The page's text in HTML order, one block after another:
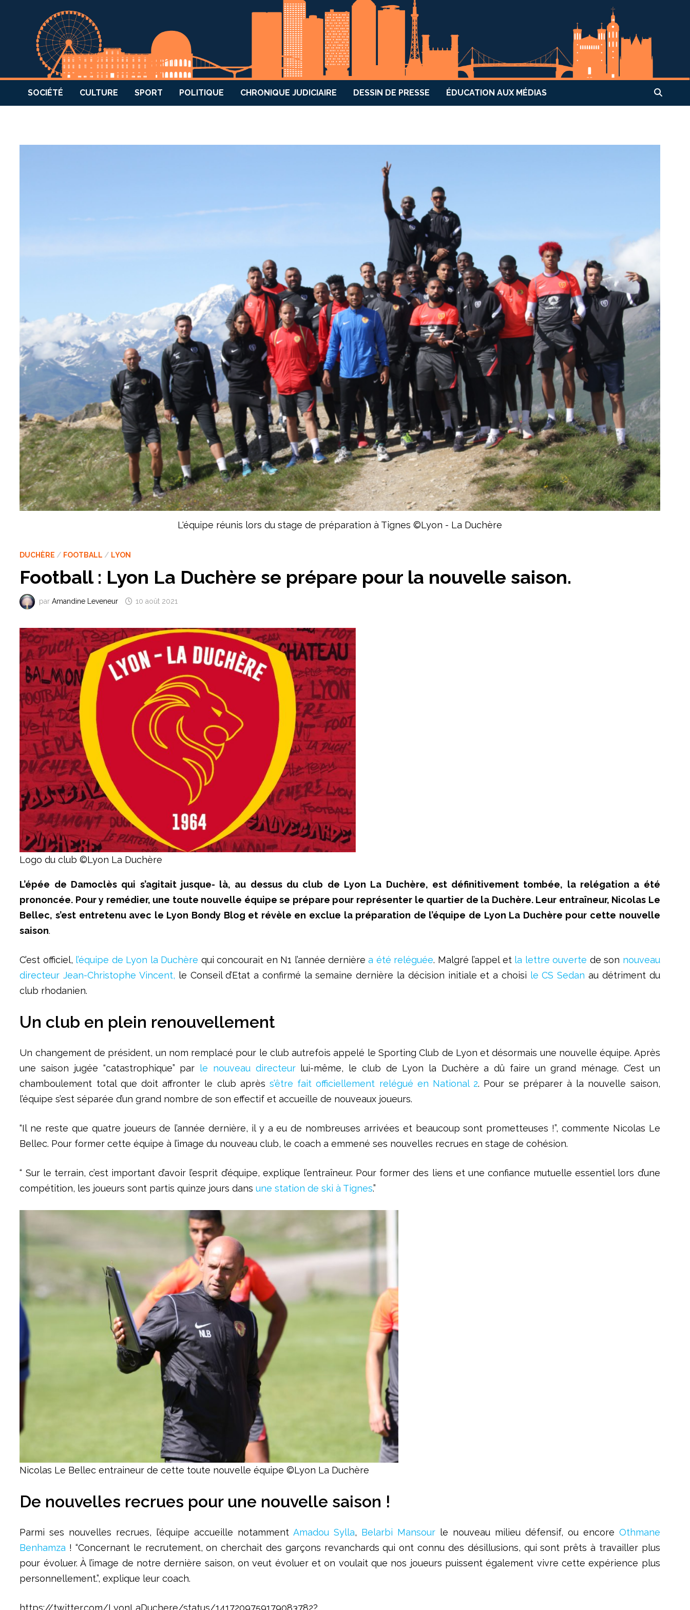
SOCIÉTÉ CULTURE SPORT POLITIQUE CHRONIQUE JUDICIAIRE DESSIN DE PRESSE ÉDUCATION AUX MÉDIAS
L'équipe réunis lors du stage de préparation à Tignes ©Lyon - La Duchère
DUCHÈRE / FOOTBALL / LYON
Football : Lyon La Duchère se prépare pour la nouvelle saison.
parAmandine Leveneur 10 août 2021
Logo du club ©Lyon La Duchère
L’épée de Damoclès qui s’agitait jusque- là, au dessus du club de Lyon La Duchère, est définitivement tombée, la relégation a été
prononcée. Pour y remédier, une toute nouvelle équipe se prépare pour représenter le quartier de la Duchère. Leur entraîneur, Nicolas Le
Bellec, s’est entretenu avec le Lyon Bondy Blog et révèle en exclue la préparation de l’équipe de Lyon La Duchère pour cette nouvelle
saison.
C’est officiel, l’équipe de Lyon la Duchère qui concourait en N1 l’année dernièrea été reléguée. Malgré l’appel etla lettre ouverte de son nouveau
directeur Jean-Christophe Vincent, le Conseil d’Etat a confirmé la semaine dernière la décision initiale et a choisi le CS Sedanau détriment du
club rhodanien.
Un club en plein renouvellement
Un changement de président, un nom remplacé pour le club autrefois appelé le Sporting Club de Lyon et désormais une nouvelle équipe. Après
une saison jugée “catastrophique” par le nouveau directeurlui-même, le club de Lyon la Duchère a dû faire un grand ménage. C’est un
chamboulement total que doit affronter le club après s’être fait officiellement relégué en National 2. Pour se préparer à la nouvelle saison,
l’équipe s’est séparée d’un grand nombre de son effectif et accueille de nouveaux joueurs.
“Il ne reste que quatre joueurs de l’année dernière, il y a eu de nombreuses arrivées et beaucoup sont prometteuses !”, commente Nicolas Le
Bellec. Pour former cette équipe à l’image du nouveau club, le coach a emmené ses nouvelles recrues en stage de cohésion.
“ Sur le terrain, c’est important d’avoir l’esprit d’équipe, explique l’entraîneur. Pour former des liens et une confiance mutuelle essentiel lors d’une
compétition, les joueurs sont partis quinze jours dansune station de ski à Tignes.”
Nicolas Le Bellec entraineur de cette toute nouvelle équipe ©Lyon La Duchère
De nouvelles recrues pour une nouvelle saison !
Parmi ses nouvelles recrues, l’équipe accueille notammentAmadou Sylla, Belarbi Mansourle nouveau milieu défensif, ou encore Othmane
Benhamza ! “Concernant le recrutement, on cherchait des garçons revanchards qui ont connu des désillusions, qui sont prêts à travailler plus
pour évoluer. À l’image de notre dernière saison, on veut évoluer et on voulait que nos joueurs puissent également vivre cette expérience plus
personnellement.”, explique leur coach.